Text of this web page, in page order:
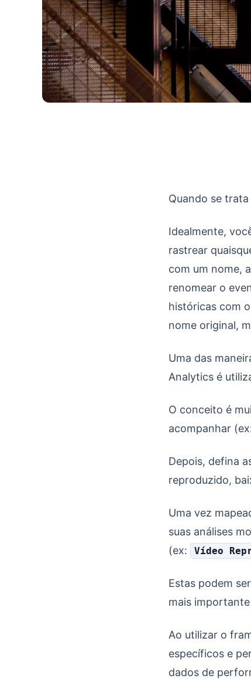
Explorando o
Quando se
Idealmente,
rastrear
com um nome,
renomear o
históricas com
nome original,
Uma das
Analytics é
O conceito é
acompanhar
Depois, defina
reproduzido,
Uma vez
suas análises
(ex:
Vídeo
Estas podem
mais
Ao utilizar o
específicos e
dados de